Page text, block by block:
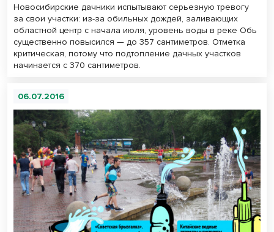
Новосибирские дачники испытывают серьезную тревогу
за свои участки: из-за обильных дождей, заливающих
областной центр с начала июля, уровень воды в реке Обь
существенно повысился — до 357 сантиметров. Отметка
критическая, потому что подтопление дачных участков
начинается с 370 сантиметров.
06.07.2016